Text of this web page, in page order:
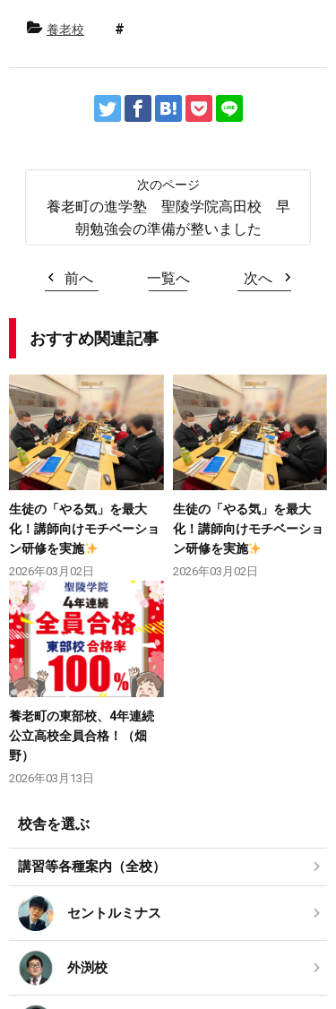
養老校
養老町の進学塾 聖陵学院高田校 早
朝勉強会の準備が整いました
前へ 一覧へ 次へ
おすすめ関連記事
生徒の「やる気」を最大
化！講師向けモチベーショ
ン研修を実施
2026年03月02日
生徒の「やる気」を最大
化！講師向けモチベーショ
ン研修を実施
2026年03月02日
養老町の東部校、4年連続
公立高校全員合格！（畑
野）
2026年03月13日
校舎を選ぶ
講習等各種案内（全校）
セントルミナス
外渕校